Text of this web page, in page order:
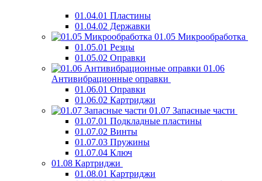
01.04.01 Пластины
01.04.02 Державки
01.05 Микрообработка
01.05.01 Резцы
01.05.02 Оправки
01.06
Антивибрационные оправки
01.06.01 Оправки
01.06.02 Картриджи
01.07 Запасные части
01.07.01 Подкладные пластины
01.07.02 Винты
01.07.03 Пружины
01.07.04 Ключ
01.08 Картриджи
01.08.01 Картриджи